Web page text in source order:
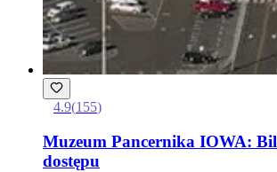
4.9(155)
Muzeum Pancernika IOWA:
dostępu